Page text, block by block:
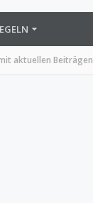
aktuellen Beiträgen